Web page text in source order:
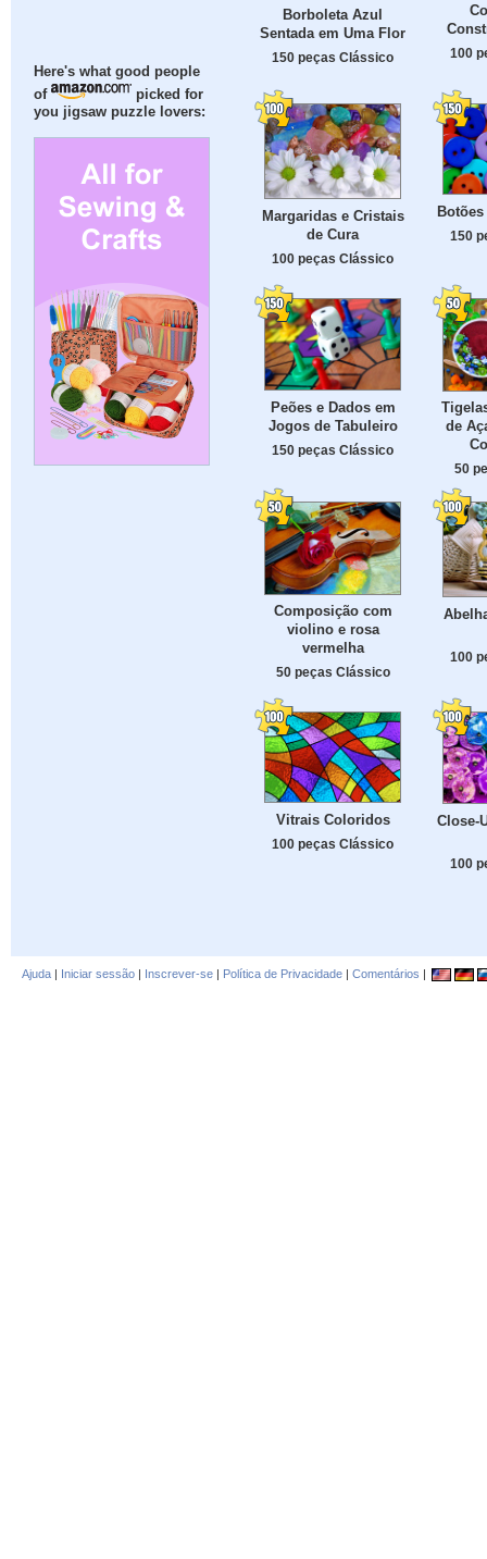
Here's what good people
of
picked for
you jigsaw puzzle lovers:
Borboleta Azul
Sentada em Uma Flor
150 peças Clássico 100
Margaridas e Cristais
de Cura
100 peças Clássico
150
Peões e Dados em
Jogos de Tabuleiro
150 peças Clássico
de
50
Composição com
violino e rosa
vermelha
50 peças Clássico
100
Vitrais Coloridos
100 peças Clássico
Close-
100
Ajuda | Iniciar sessão | Inscrever-se | Política de Privacidade | Comentários |